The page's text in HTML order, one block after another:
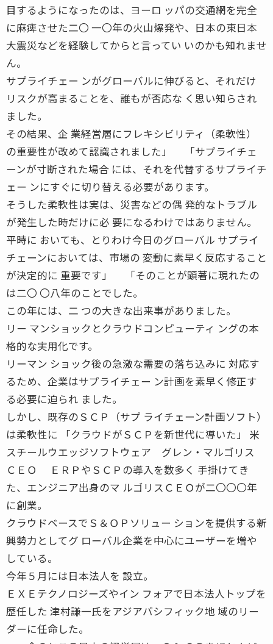
目するようになったのは、ヨーロ ッパの交通網を完全
に麻痺させた二〇 一〇年の火山爆発や、日本の東日本
大震災などを経験してからと言ってい いのかも知れませ
ん。
サプライチェー ンがグローバルに伸びると、それだけ
リスクが高まることを、誰もが否応な く思い知らされ
ました。
その結果、企 業経営層にフレキシビリティ（柔軟性）
の重要性が改めて認識されました」 「サプライチェ
ーンが寸断された場合 には、それを代替するサプライチ
ェー ンにすぐに切り替える必要があります。
そうした柔軟性は実は、災害などの偶 発的なトラブル
が発生した時だけに必 要になるわけではありません。
平時に おいても、とりわけ今日のグローバル サプライ
チェーンにおいては、市場の 変動に素早く反応すること
が決定的に 重要です」 「そのことが顕著に現れたの
は二〇 〇八年のことでした。
この年には、二 つの大きな出来事がありました。
リー マンショックとクラウドコンピューティ ングの本
格的な実用化です。
リーマン ショック後の急激な需要の落ち込みに 対応す
るため、企業はサプライチェー ン計画を素早く修正す
る必要に迫られ ました。
しかし、既存のＳＣＰ（サプ ライチェーン計画ソフト）
は柔軟性に 「クラウドがＳＣＰを新世代に導いた」 米
スチールウエッジソフトウェア グレン・マルゴリス
ＣＥＯ ＥＲＰやＳＣＰの導入を数多く 手掛けてき
た、エンジニア出身のマ ルゴリスＣＥＯが二〇〇〇年
に創業。
クラウドベースでＳ＆ＯＰソリュー ションを提供する新
興勢力としてグ ローバル企業を中心にユーザーを増や
している。
今年５月には日本法人を 設立。
ＥＸＥテクノロジーズやイン フォアで日本法人トップを
歴任した 津村謙一氏をアジアパシフィック地 域のリー
ダーに任命した。